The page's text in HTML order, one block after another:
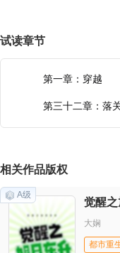
试读章节
第一章：穿越
第三十二章：落
相关作品版权
A级
觉醒
大娴
都市重